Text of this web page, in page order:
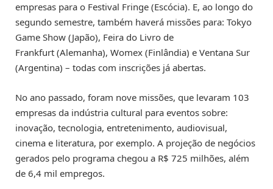
empresas para o Festival Fringe (Escócia). E, ao longo do
segundo semestre, também haverá missões para: Tokyo
Game Show (Japão), Feira do Livro de
Frankfurt (Alemanha), Womex (Finlândia) e Ventana Sur
(Argentina) – todas com inscrições já abertas.
No ano passado, foram nove missões, que levaram 103
empresas da indústria cultural para eventos sobre:
inovação, tecnologia, entretenimento, audiovisual,
cinema e literatura, por exemplo. A projeção de negócios
gerados pelo programa chegou a R$ 725 milhões, além
de 6,4 mil empregos.